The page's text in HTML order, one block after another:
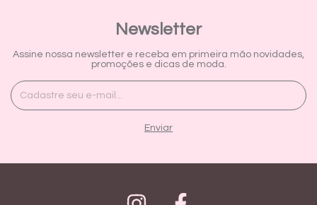
Newsletter
Assine nossa newsletter e receba em primeira mão novidades,
promoções e dicas de moda.